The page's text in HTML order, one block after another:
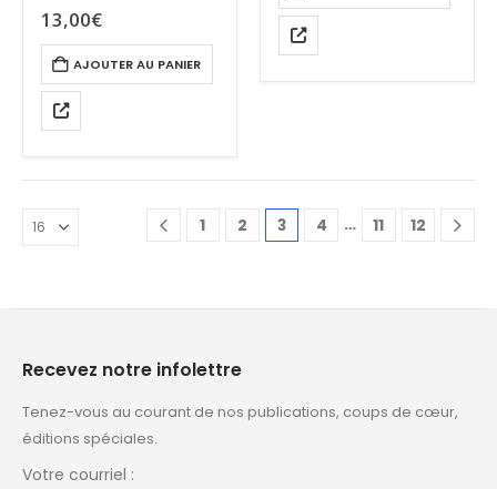
13,00€
AJOUTER AU PANIER
1 2 3 4 … 11 12
Recevez notre infolettre
Tenez-vous au courant de nos publications, coups de cœur,
éditions spéciales.
Votre courriel :